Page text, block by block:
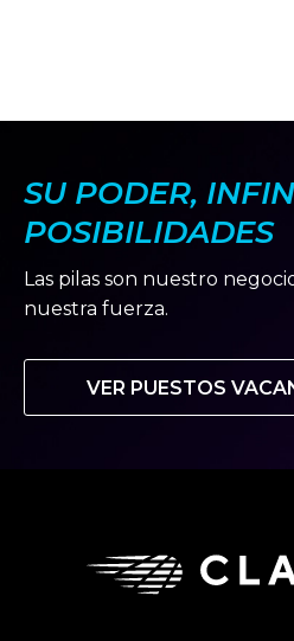
SU PODER,
POSIBILIDADES
Las pilas son nuestro
nuestra fuerza.
VER PUESTOS